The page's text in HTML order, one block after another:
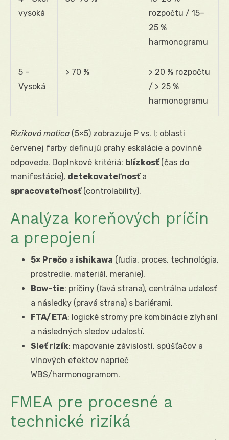
vysoká
rozpočtu / 15–
25 %
harmonogramu
5 –
Vysoká
> 70 %
> 20 % rozpočtu
/ > 25 %
harmonogramu
Riziková matica (5×5) zobrazuje P vs. I; oblasti
červenej farby definujú prahy eskalácie a povinné
odpovede. Doplnkové kritériá: blízkosť(čas do
manifestácie), detekovateľnosťa
spracovateľnosť(controlability).
Analýza koreňových príčin
a prepojení
5× Prečo a ishikawa (ľudia, proces, technológia,
prostredie, materiál, meranie).
Bow-tie: príčiny (ľavá strana), centrálna udalosť
a následky (pravá strana) s bariérami.
FTA/ETA: logické stromy pre kombinácie zlyhaní
a následných sledov udalostí.
Sieť rizík: mapovanie závislostí, spúšťačov a
vlnových efektov naprieč
WBS/harmonogramom.
FMEA pre procesné a
technické riziká